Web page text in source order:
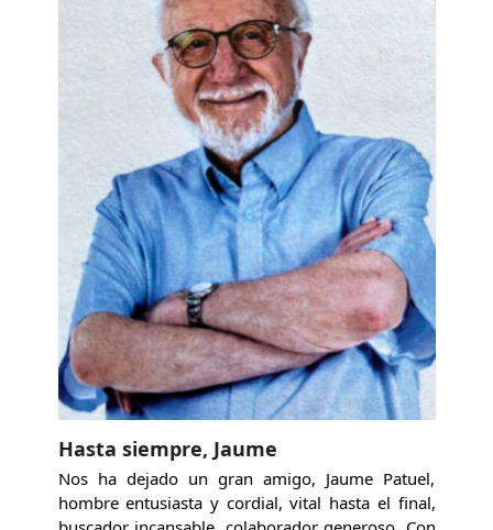
Hasta siempre, Jaume
Nos ha dejado un gran amigo, Jaume Patuel,
hombre entusiasta y cordial, vital hasta el final,